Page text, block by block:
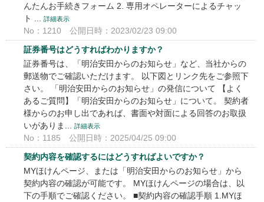
んたんお手続きフォーム 2. 専用オペレーターによるチャッ
ト ...
詳細表示
No：1210
公開日時：2023/02/23 09:00
証券番号はどうすればわかりますか？
証券番号は、「明治安田からのお知らせ」など、当社からの
郵送物でご確認いただけます。 以下図とリンク先をご参照下
さい。 「明治安田からのお知らせ」の発信について 【よく
あるご質問】「明治安田からのお知らせ」について。 契約者
様からのお申し出であれば、書面や対面による回答のお取扱
いがありま...
詳細表示
No：1185
公開日時：2025/04/25 09:00
契約内容を確認するにはどうすればよいですか？
MYほけんページ、または「明治安田からのお知らせ」から
契約内容の確認が可能です。 MYほけんページの場合は、以
下の手順でご確認ください。 ■契約内容の確認手順 1.MYほ